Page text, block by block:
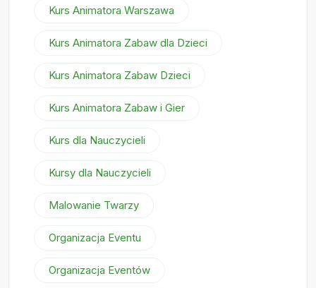
Kurs Animatora Warszawa
Kurs Animatora Zabaw dla Dzieci
Kurs Animatora Zabaw Dzieci
Kurs Animatora Zabaw i Gier
Kurs dla Nauczycieli
Kursy dla Nauczycieli
Malowanie Twarzy
Organizacja Eventu
Organizacja Eventów